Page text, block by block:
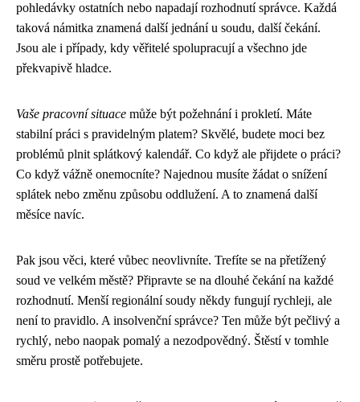
pohledávky ostatních nebo napadají rozhodnutí správce. Každá
taková námitka znamená další jednání u soudu, další čekání.
Jsou ale i případy, kdy věřitelé spolupracují a všechno jde
překvapivě hladce.
Vaše pracovní situace může být požehnání i prokletí. Máte
stabilní práci s pravidelným platem? Skvělé, budete moci bez
problémů plnit splátkový kalendář. Co když ale přijdete o práci?
Co když vážně onemocníte? Najednou musíte žádat o snížení
splátek nebo změnu způsobu oddlužení. A to znamená další
měsíce navíc.
Pak jsou věci, které vůbec neovlivníte. Trefíte se na přetížený
soud ve velkém městě? Připravte se na dlouhé čekání na každé
rozhodnutí. Menší regionální soudy někdy fungují rychleji, ale
není to pravidlo. A insolvenční správce? Ten může být pečlivý a
rychlý, nebo naopak pomalý a nezodpovědný. Štěstí v tomhle
směru prostě potřebujete.